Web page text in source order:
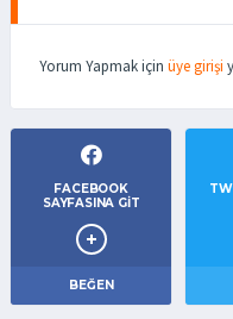
Yorum Yapmak için üye girişi
FACEBOOK
SAYFASINA GIT
BEĞEN